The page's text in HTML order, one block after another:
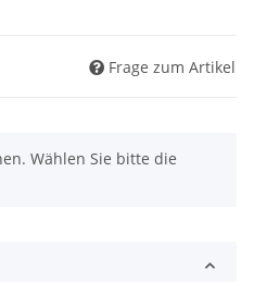
Frage zum Artikel
Wählen Sie bitte die